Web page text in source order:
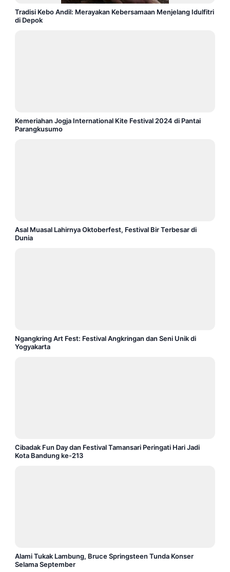
Tradisi Kebo Andil: Merayakan Kebersamaan Menjelang Idulfitri
di Depok
Kemeriahan Jogja International Kite Festival 2024 di Pantai
Parangkusumo
Asal Muasal Lahirnya Oktoberfest, Festival Bir Terbesar di
Dunia
Ngangkring Art Fest: Festival Angkringan dan Seni Unik di
Yogyakarta
Cibadak Fun Day dan Festival Tamansari Peringati Hari Jadi
Kota Bandung ke-213
Alami Tukak Lambung, Bruce Springsteen Tunda Konser
Selama September